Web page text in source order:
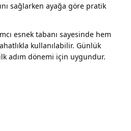
sağlarken ayağa göre pratik
esnek tabanı sayesinde hem
kullanılabilir. Günlük
adım dönemi için uygundur.